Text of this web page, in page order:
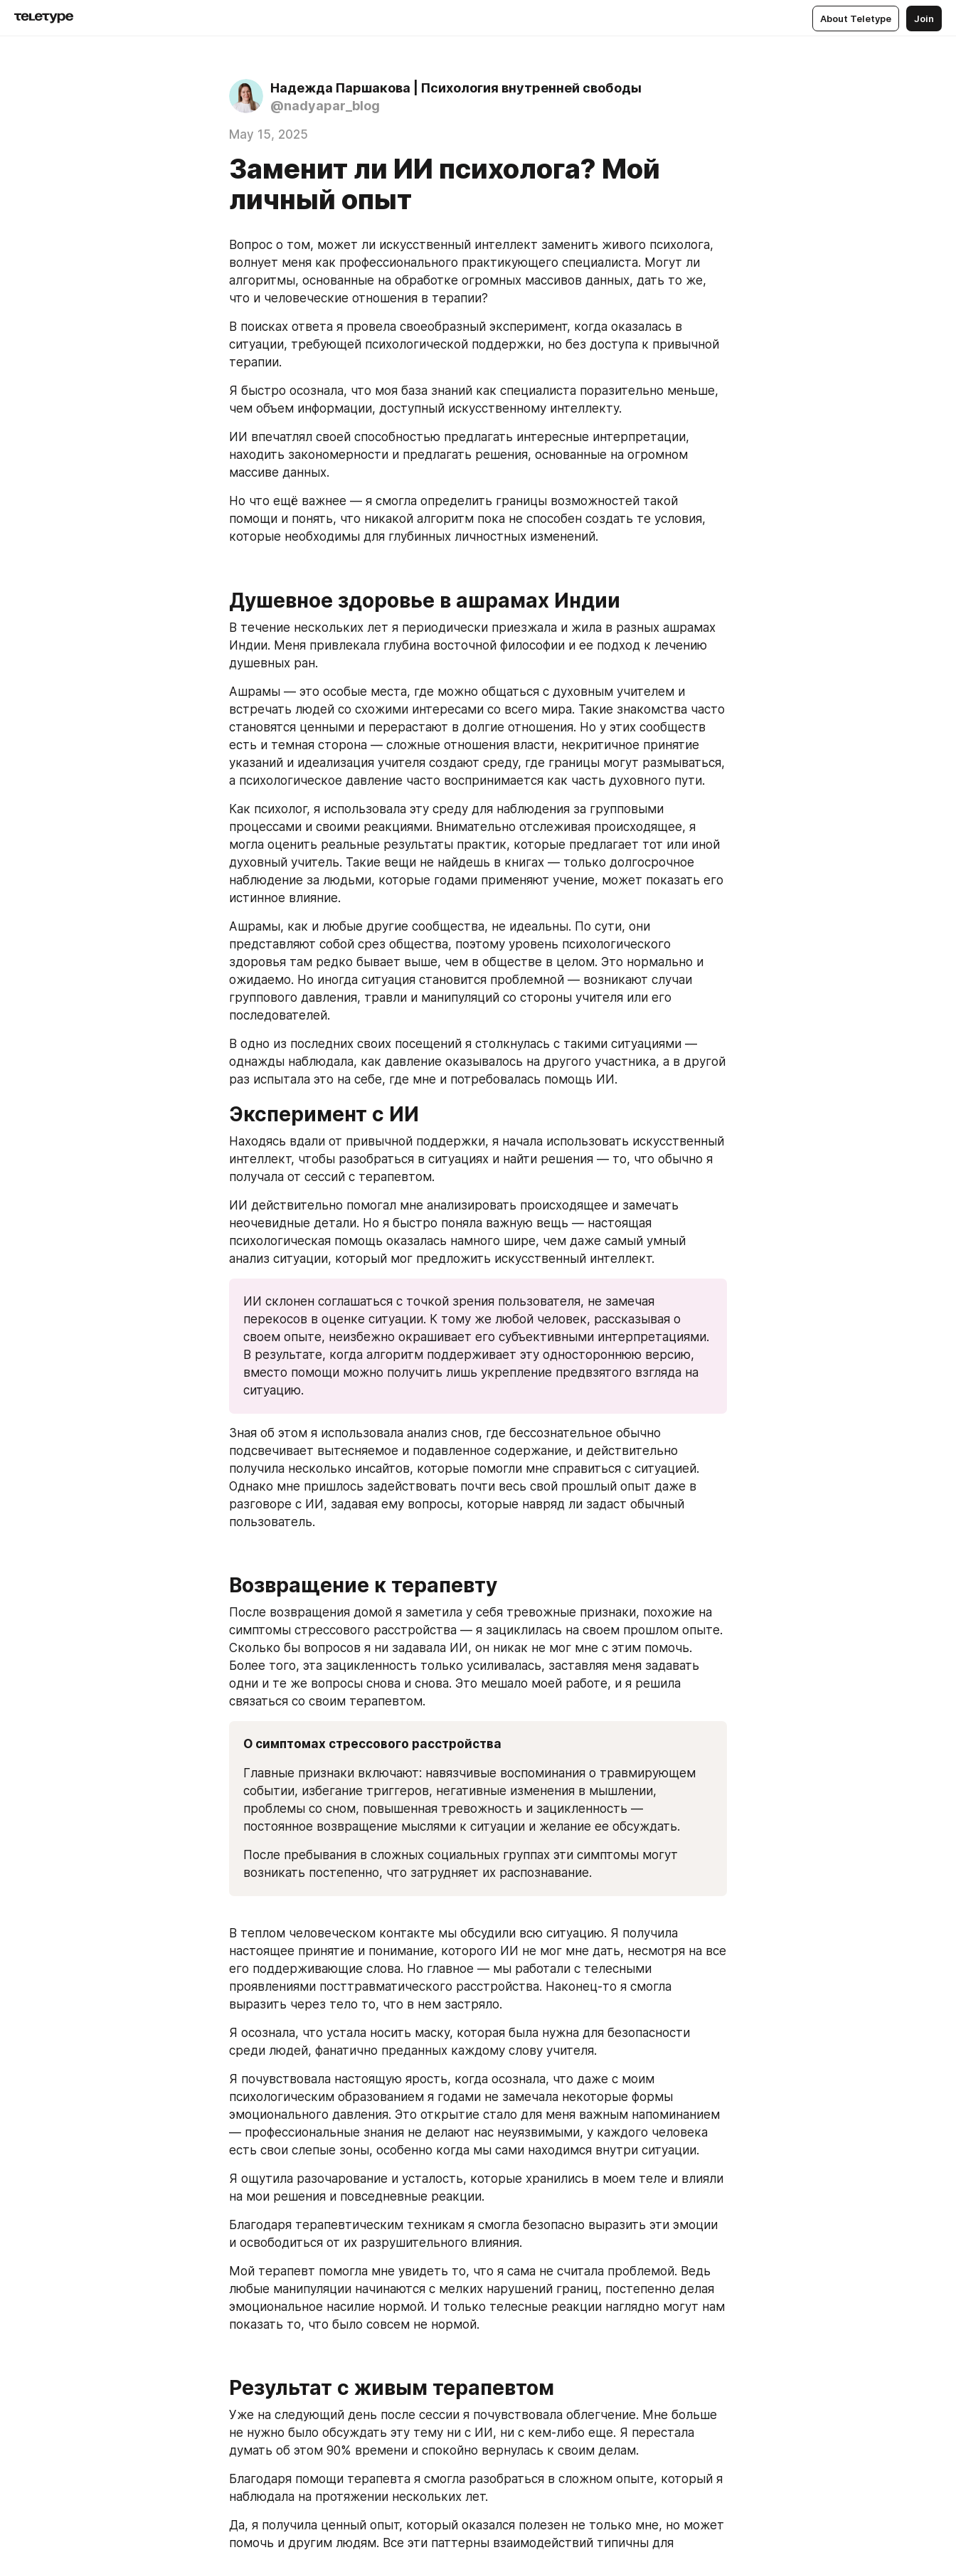
About Teletype Join
Надежда Паршакова | Психология внутренней свободы
@nadyapar_blog
May 15, 2025
Заменит ли ИИ психолога? Мой
личный опыт
Вопрос о том, может ли искусственный интеллект заменить живого психолога,
волнует меня как профессионального практикующего специалиста. Могут ли
алгоритмы, основанные на обработке огромных массивов данных, дать то же,
что и человеческие отношения в терапии?
В поисках ответа я провела своеобразный эксперимент, когда оказалась в
ситуации, требующей психологической поддержки, но без доступа к привычной
терапии.
Я быстро осознала, что моя база знаний как специалиста поразительно меньше,
чем объем информации, доступный искусственному интеллекту.
ИИ впечатлял своей способностью предлагать интересные интерпретации,
находить закономерности и предлагать решения, основанные на огромном
массиве данных.
Но что ещё важнее — я смогла определить границы возможностей такой
помощи и понять, что никакой алгоритм пока не способен создать те условия,
которые необходимы для глубинных личностных изменений.
Душевное здоровье в ашрамах Индии
В течение нескольких лет я периодически приезжала и жила в разных ашрамах
Индии. Меня привлекала глубина восточной философии и ее подход к лечению
душевных ран.
Ашрамы — это особые места, где можно общаться с духовным учителем и
встречать людей со схожими интересами со всего мира. Такие знакомства часто
становятся ценными и перерастают в долгие отношения. Но у этих сообществ
есть и темная сторона — сложные отношения власти, некритичное принятие
указаний и идеализация учителя создают среду, где границы могут размываться,
а психологическое давление часто воспринимается как часть духовного пути.
Как психолог, я использовала эту среду для наблюдения за групповыми
процессами и своими реакциями. Внимательно отслеживая происходящее, я
могла оценить реальные результаты практик, которые предлагает тот или иной
духовный учитель. Такие вещи не найдешь в книгах — только долгосрочное
наблюдение за людьми, которые годами применяют учение, может показать его
истинное влияние.
Ашрамы, как и любые другие сообщества, не идеальны. По сути, они
представляют собой срез общества, поэтому уровень психологического
здоровья там редко бывает выше, чем в обществе в целом. Это нормально и
ожидаемо. Но иногда ситуация становится проблемной — возникают случаи
группового давления, травли и манипуляций со стороны учителя или его
последователей.
В одно из последних своих посещений я столкнулась с такими ситуациями —
однажды наблюдала, как давление оказывалось на другого участника, а в другой
раз испытала это на себе, где мне и потребовалась помощь ИИ.
Эксперимент с ИИ
Находясь вдали от привычной поддержки, я начала использовать искусственный
интеллект, чтобы разобраться в ситуациях и найти решения — то, что обычно я
получала от сессий с терапевтом.
ИИ действительно помогал мне анализировать происходящее и замечать
неочевидные детали. Но я быстро поняла важную вещь — настоящая
психологическая помощь оказалась намного шире, чем даже самый умный
анализ ситуации, который мог предложить искусственный интеллект.
ИИ склонен соглашаться с точкой зрения пользователя, не замечая
перекосов в оценке ситуации. К тому же любой человек, рассказывая о
своем опыте, неизбежно окрашивает его субъективными интерпретациями.
В результате, когда алгоритм поддерживает эту одностороннюю версию,
вместо помощи можно получить лишь укрепление предвзятого взгляда на
ситуацию.
Зная об этом я использовала анализ снов, где бессознательное обычно
подсвечивает вытесняемое и подавленное содержание, и действительно
получила несколько инсайтов, которые помогли мне справиться с ситуацией.
Однако мне пришлось задействовать почти весь свой прошлый опыт даже в
разговоре с ИИ, задавая ему вопросы, которые навряд ли задаст обычный
пользователь.
Возвращение к терапевту
После возвращения домой я заметила у себя тревожные признаки, похожие на
симптомы стрессового расстройства — я зациклилась на своем прошлом опыте.
Сколько бы вопросов я ни задавала ИИ, он никак не мог мне с этим помочь.
Более того, эта зацикленность только усиливалась, заставляя меня задавать
одни и те же вопросы снова и снова. Это мешало моей работе, и я решила
связаться со своим терапевтом.
О симптомах стрессового расстройства
Главные признаки включают: навязчивые воспоминания о травмирующем
событии, избегание триггеров, негативные изменения в мышлении,
проблемы со сном, повышенная тревожность и зацикленность —
постоянное возвращение мыслями к ситуации и желание ее обсуждать.
После пребывания в сложных социальных группах эти симптомы могут
возникать постепенно, что затрудняет их распознавание.
В теплом человеческом контакте мы обсудили всю ситуацию. Я получила
настоящее принятие и понимание, которого ИИ не мог мне дать, несмотря на все
его поддерживающие слова. Но главное — мы работали с телесными
проявлениями посттравматического расстройства. Наконец-то я смогла
выразить через тело то, что в нем застряло.
Я осознала, что устала носить маску, которая была нужна для безопасности
среди людей, фанатично преданных каждому слову учителя.
Я почувствовала настоящую ярость, когда осознала, что даже с моим
психологическим образованием я годами не замечала некоторые формы
эмоционального давления. Это открытие стало для меня важным напоминанием
— профессиональные знания не делают нас неуязвимыми, у каждого человека
есть свои слепые зоны, особенно когда мы сами находимся внутри ситуации.
Я ощутила разочарование и усталость, которые хранились в моем теле и влияли
на мои решения и повседневные реакции.
Благодаря терапевтическим техникам я смогла безопасно выразить эти эмоции
и освободиться от их разрушительного влияния.
Мой терапевт помогла мне увидеть то, что я сама не считала проблемой. Ведь
любые манипуляции начинаются с мелких нарушений границ, постепенно делая
эмоциональное насилие нормой. И только телесные реакции наглядно могут нам
показать то, что было совсем не нормой.
Результат с живым терапевтом
Уже на следующий день после сессии я почувствовала облегчение. Мне больше
не нужно было обсуждать эту тему ни с ИИ, ни с кем-либо еще. Я перестала
думать об этом 90% времени и спокойно вернулась к своим делам.
Благодаря помощи терапевта я смогла разобраться в сложном опыте, который я
наблюдала на протяжении нескольких лет.
Да, я получила ценный опыт, который оказался полезен не только мне, но может
помочь и другим людям. Все эти паттерны взаимодействий типичны для